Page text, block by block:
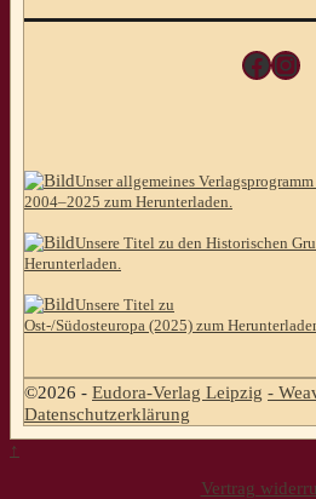
Unser allgemeines
2004–2025 zum Herunterladen.
Unsere Titel zu den Historischen
Herunterladen.
Unsere Titel zu
Ost-/Südosteuropa (2025) zum
©2026 - Eudora-Verlag Leipzig -
Datenschutzerklärung
↑
Vertrag